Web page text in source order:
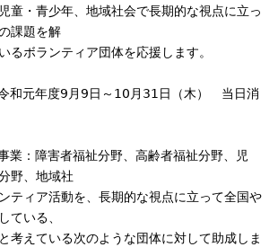
童・青少年、地域社会で長期的な視点に立っ
課題を解
ボランティア団体を応援します。
和元年度9月9日～10月31日（木） 当日消
：障害者福祉分野、高齢者福祉分野、児
野、地域社
ティア活動を、長期的な視点に立って全国や
ている、
考えている次のような団体に対して助成しま